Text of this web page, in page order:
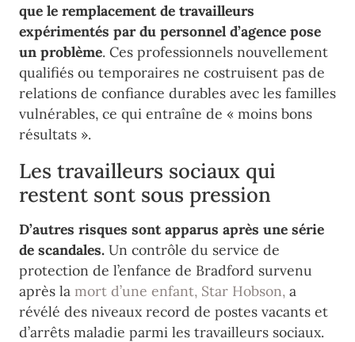
que le remplacement de travailleurs
expérimentés par du personnel d’agence pose
un problème. Ces professionnels nouvellement
qualifiés ou temporaires ne costruisent pas de
relations de confiance durables avec les familles
vulnérables, ce qui entraîne de « moins bons
résultats ».
Les travailleurs sociaux qui
restent sont sous pression
D’autres risques sont apparus après une série
de scandales. Un contrôle du service de
protection de l’enfance de Bradford survenu
après la mort d’une enfant, Star Hobson, a
révélé des niveaux record de postes vacants et
d’arrêts maladie parmi les travailleurs sociaux.